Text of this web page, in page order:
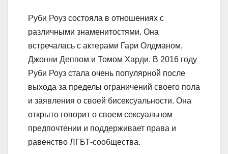
Руби Роуз состояла в отношениях с
различными знаменитостями. Она
встречалась с актерами Гари Олдманом,
Джонни Деппом и Томом Харди. В 2016 году
Руби Роуз стала очень популярной после
выхода за пределы ограничений своего пола
и заявления о своей бисексуальности. Она
открыто говорит о своем сексуальном
предпочтении и поддерживает права и
равенство ЛГБТ-сообщества.